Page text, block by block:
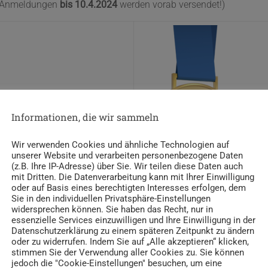
bis 10.4.2024 werden vorab versendet!)
sonst ist die Zustellung nicht möglich. Die Pakete werden
normalerweise innerhalb weniger Werktage, in
Informationen, die wir sammeln
Wir verwenden Cookies und ähnliche Technologien auf
unserer Website und verarbeiten personenbezogene Daten
(z.B. Ihre IP-Adresse) über Sie. Wir teilen diese Daten auch
mit Dritten. Die Datenverarbeitung kann mit Ihrer Einwilligung
oder auf Basis eines berechtigten Interesses erfolgen, dem
Sie in den individuellen Privatsphäre-Einstellungen
widersprechen können. Sie haben das Recht, nur in
essenzielle Services einzuwilligen und Ihre Einwilligung in der
Datenschutzerklärung zu einem späteren Zeitpunkt zu ändern
oder zu widerrufen. Indem Sie auf „Alle akzeptieren“ klicken,
stimmen Sie der Verwendung aller Cookies zu. Sie können
jedoch die "Cookie-Einstellungen" besuchen, um eine